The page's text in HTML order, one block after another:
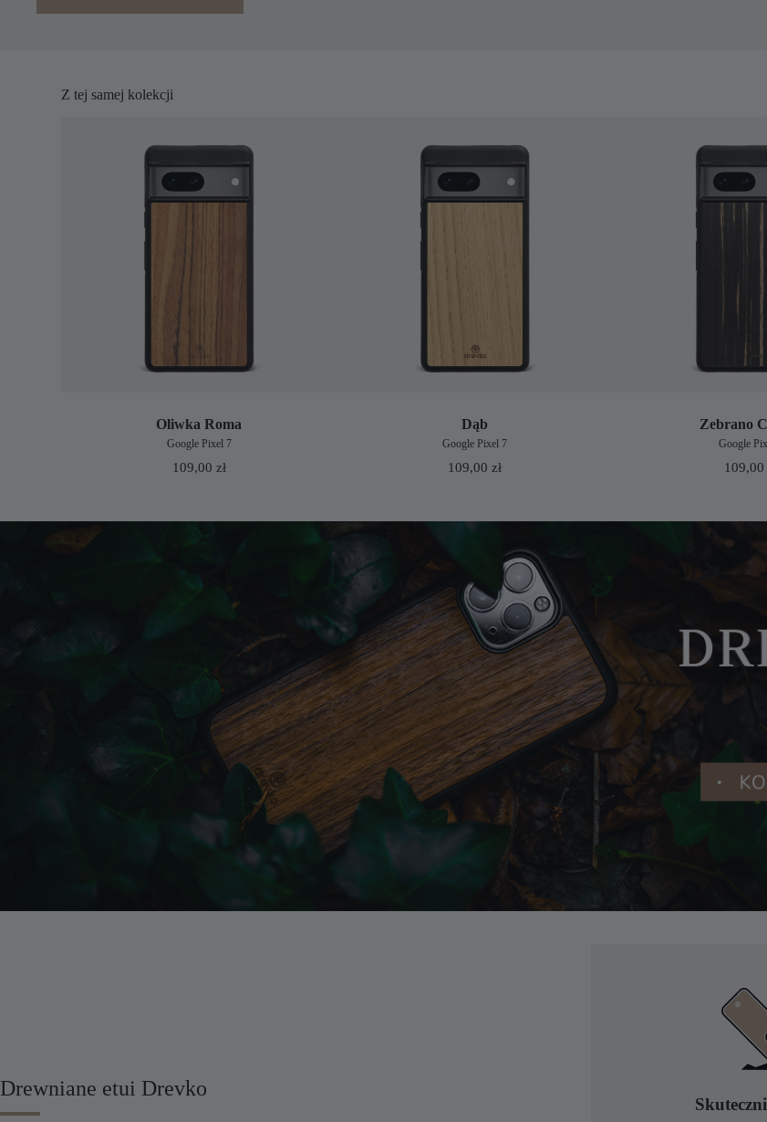
Z tej samej kolekcji
Oliwka Roma
Google Pixel 7
109,00 zł
Dąb
Google Pixel 7
109,00zł
Zebrano
Google
109,00
Drewniane etui Drevko